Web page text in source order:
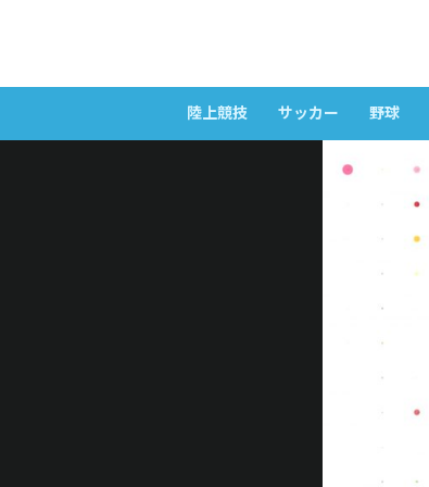
陸上競技 サッカー 野球